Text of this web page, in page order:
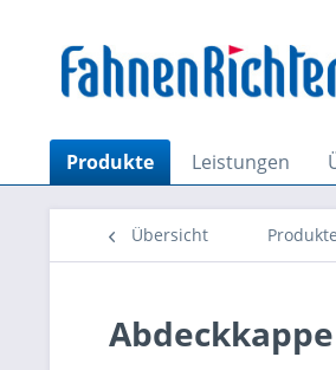
Produkte Leistungen
Übersicht Produkte